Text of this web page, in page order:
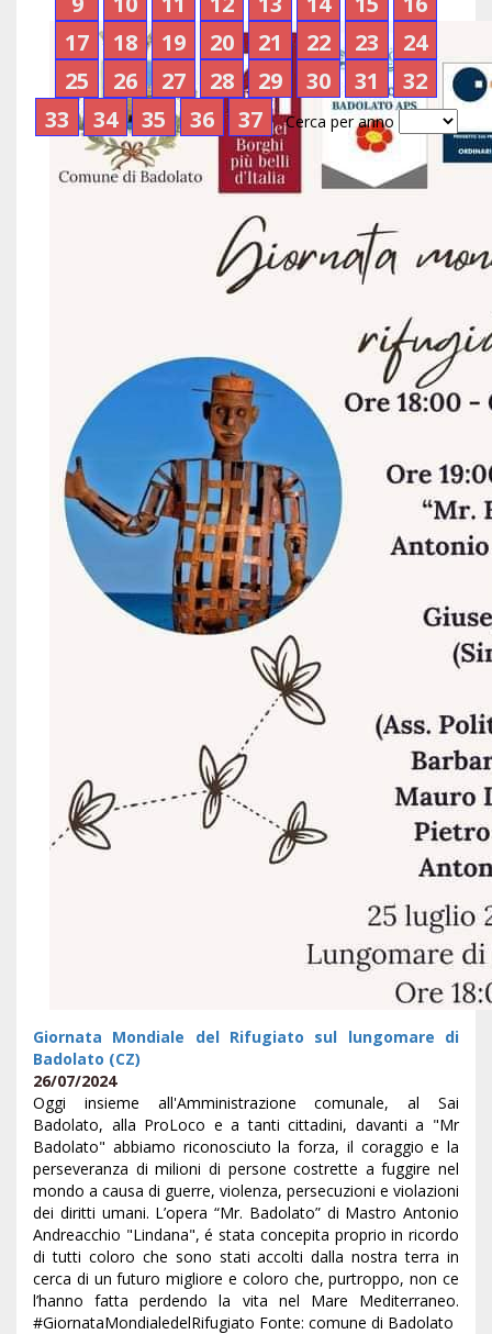
17
18 19 20 21 22 23
24
25
26 27 28 29 30 31
32
33
34 35 36 37 Cerca per anno
Giornata Mondiale del Rifugiato sul lungomare di
Badolato (CZ)
26/07/2024
Oggi insieme all'Amministrazione comunale, al Sai
Badolato, alla ProLoco e a tanti cittadini, davanti a "Mr
Badolato" abbiamo riconosciuto la forza, il coraggio e la
perseveranza di milioni di persone costrette a fuggire nel
mondo a causa di guerre, violenza, persecuzioni e violazioni
dei diritti umani. L’opera “Mr. Badolato” di Mastro Antonio
Andreacchio "Lindana", é stata concepita proprio in ricordo
di tutti coloro che sono stati accolti dalla nostra terra in
cerca di un futuro migliore e coloro che, purtroppo, non ce
l’hanno fatta perdendo la vita nel Mare Mediterraneo.
#GiornataMondialedelRifugiato Fonte: comune di Badolato